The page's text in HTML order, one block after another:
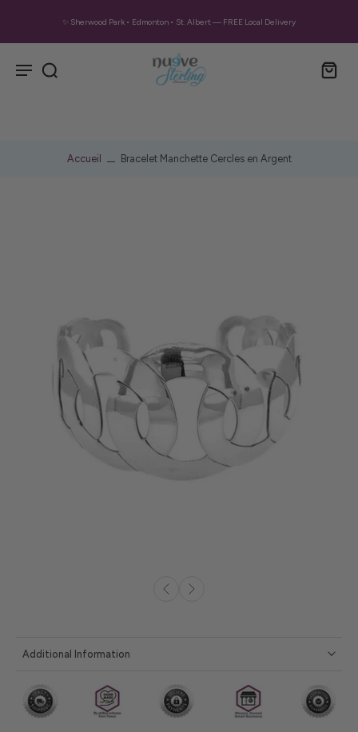
✨ Sherwood Park • Edmonton • St. Albert — FREE Local Delivery
Accueil Bracelet Manchette Cercles en Argent
Additional Information